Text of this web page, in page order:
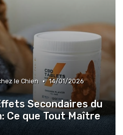
le Chien • 14/01/2026
Secondaires du
Ce que Tout Maître